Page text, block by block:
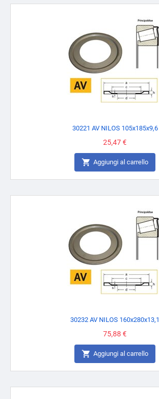
30221 AV NILOS 105x185x9,6
Prezzo
25,47 €
 Aggiungi al carrello
30232 AV NILOS 160x280x13,1
Prezzo
75,88 €
 Aggiungi al carrello